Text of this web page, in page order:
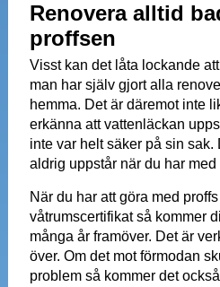
Renovera alltid
proffsen
Visst kan det låta lockande
man har själv gjort alla
hemma. Det är däremot inte
erkänna att vattenläckan
inte var helt säker på sin sak.
aldrig uppstår när du har
När du har att göra med
våtrumscertifikat så kommer
många år framöver. Det är
över. Om det mot förmodan
problem så kommer det